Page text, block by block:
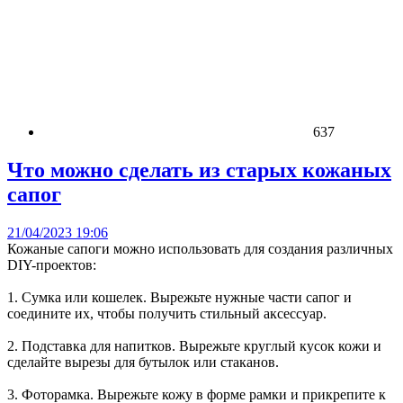
637
Что можно сделать из старых кожаных
сапог
21/04/2023 19:06
Кожаные сапоги можно использовать для создания различных
DIY-проектов:
1. Сумка или кошелек. Вырежьте нужные части сапог и
соедините их, чтобы получить стильный аксессуар.
2. Подставка для напитков. Вырежьте круглый кусок кожи и
сделайте вырезы для бутылок или стаканов.
3. Фоторамка. Вырежьте кожу в форме рамки и прикрепите к